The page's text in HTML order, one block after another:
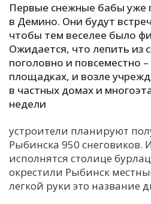
А
Б
Е
Первые снежные бабы уже
в Демино. Они будут
чтобы тем веселее было
Ожидается, что лепить из
поголовно и повсеместно
площадках, и возле
в частных домах и
недели
устроители планируют
Рыбинска 950 снеговиков.
исполнятся столице
окрестили Рыбинск
легкой руки это название